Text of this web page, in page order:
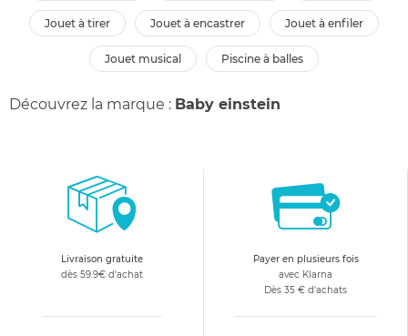
jouet à tirer jouet à encastrer jouet à enfiler
jouet musical piscine à balles
Découvrez la marque : Baby einstein
Livraison gratuite
dès 59.9€ d'achat
Payer en plusieurs fois
avec Klarna
Dès 35 € d'achats